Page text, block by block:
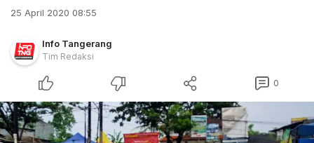
25 April 2020 08:55
Info Tangerang
Tim Redaksi
0